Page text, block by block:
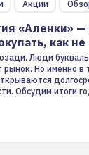
Акции
«Аленки» —
как
Люди
рынок. Но именно в
Обсудим итоги